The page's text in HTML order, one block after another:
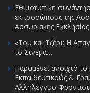
Εθιμοτυπική
εκπροσώπους της
Ασσυριακής Εκκλησίας
«Τομ και Τζέρι: Η
το Σινεμά…
Παραμένει ανοιχτό
Εκπαιδευτικούς &
Αλληλέγγυο